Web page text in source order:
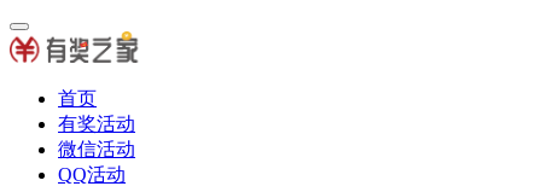
首页
有奖活动
微信活动
QQ活动